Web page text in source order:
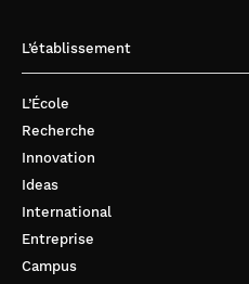
L’établissement
L’École
Recherche
Innovation
Ideas
International
Entreprise
Campus